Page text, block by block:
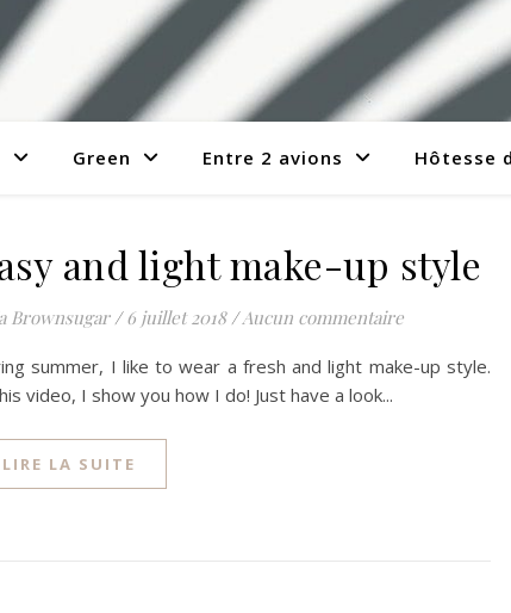
Green Entre 2 avions Hôtesse
and light make-up style
Brownsugar / 6 juillet 2018 /Aucun commentaire
summer, I like to wear a fresh and light make-up style.
video, I show you how I do! Just have a look...
LIRE LA SUITE